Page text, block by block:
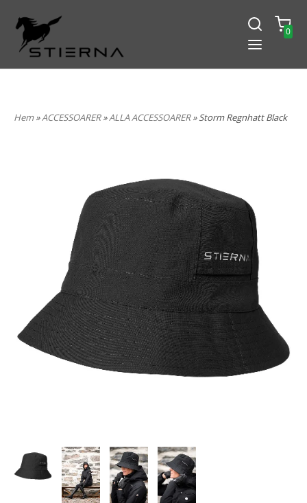
0
Hem»ACCESSOARER»ALLA ACCESSOARER» Storm Regnhatt Black